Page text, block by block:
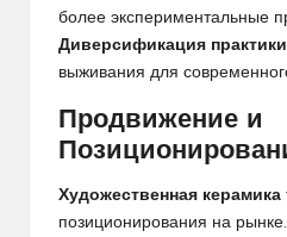
более экспериментальные
Диверсификация практики
выживания для
Продвижение и
Художественная керамика
позиционирования на